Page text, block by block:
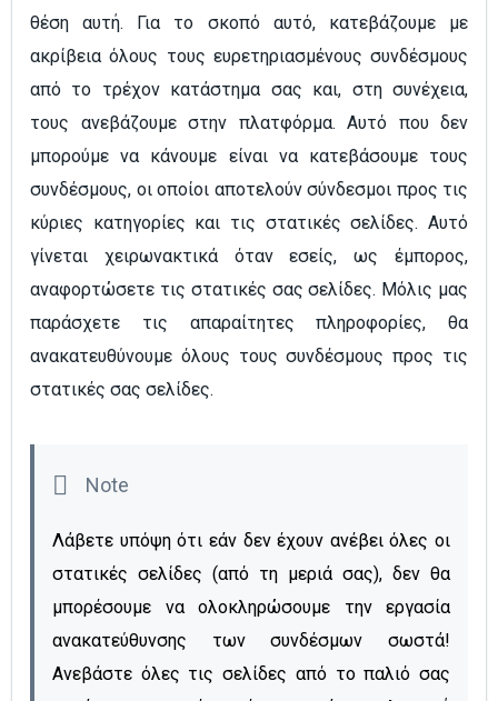
θέση αυτή. Για το σκοπό αυτό, κατεβάζουμε με
ακρίβεια όλους τους ευρετηριασμένους συνδέσμους
από το τρέχον κατάστημα σας και, στη συνέχεια,
τους ανεβάζουμε στην πλατφόρμα. Αυτό που δεν
μπορούμε να κάνουμε είναι να κατεβάσουμε τους
συνδέσμους, οι οποίοι αποτελούν σύνδεσμοι προς τις
κύριες κατηγορίες και τις στατικές σελίδες. Αυτό
γίνεται χειρωνακτικά όταν εσείς, ως έμπορος,
αναφορτώσετε τις στατικές σας σελίδες. Μόλις μας
παράσχετε τις απαραίτητες πληροφορίες, θα
ανακατευθύνουμε όλους τους συνδέσμους προς τις
στατικές σας σελίδες.
Λάβετε υπόψη ότι εάν δεν έχουν ανέβει όλες οι
στατικές σελίδες (από τη μεριά σας), δεν θα
μπορέσουμε να ολοκληρώσουμε την εργασία
ανακατεύθυνσης των συνδέσμων σωστά!
Ανεβάστε όλες τις σελίδες από το παλιό σας